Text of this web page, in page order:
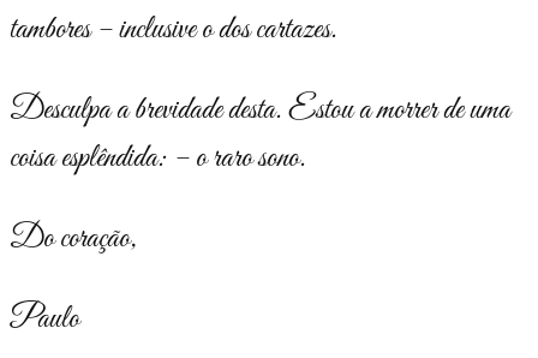
tambores – inclusive o dos cartazes.
Desculpa a brevidade desta. Estou a morrer de uma
coisa esplêndida: – o raro sono.
Do coração,
Paulo